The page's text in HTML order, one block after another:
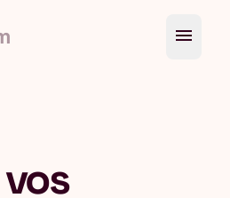
menu